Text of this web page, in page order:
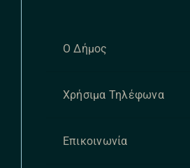
Ο Δήμος
Χρήσιμα Τηλέφωνα
Επικοινωνία